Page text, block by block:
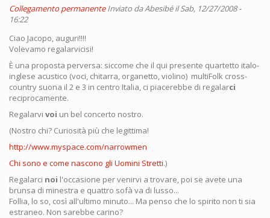
Collegamento permanente Inviato daAbesibéil Sab, 12/27/2008 -
16:22
Ciao Jacopo, auguri!!!!
Volevamo regalarvicisi!
È una proposta perversa: siccome che il qui presente quartetto italo-
inglese acustico (voci, chitarra, organetto, violino) multiFolk cross-
country suona il 2 e 3 in centro Italia, ci piacerebbe di regalarci
reciprocamente.
Regalarvi voi un bel concerto nostro.
(Nostro chi? Curiosità più che legittima!
http://www.myspace.com/narrowmen
Chi sono e come nascono gli Uomini Stretti.)
Regalarci noi l'occasione per venirvi a trovare, poi se avete una
brunsa di minestra e quattro sofà va di lusso...
Follia, lo so, così all'ultimo minuto... Ma penso che lo spirito non ti sia
estraneo. Non sarebbe carino?